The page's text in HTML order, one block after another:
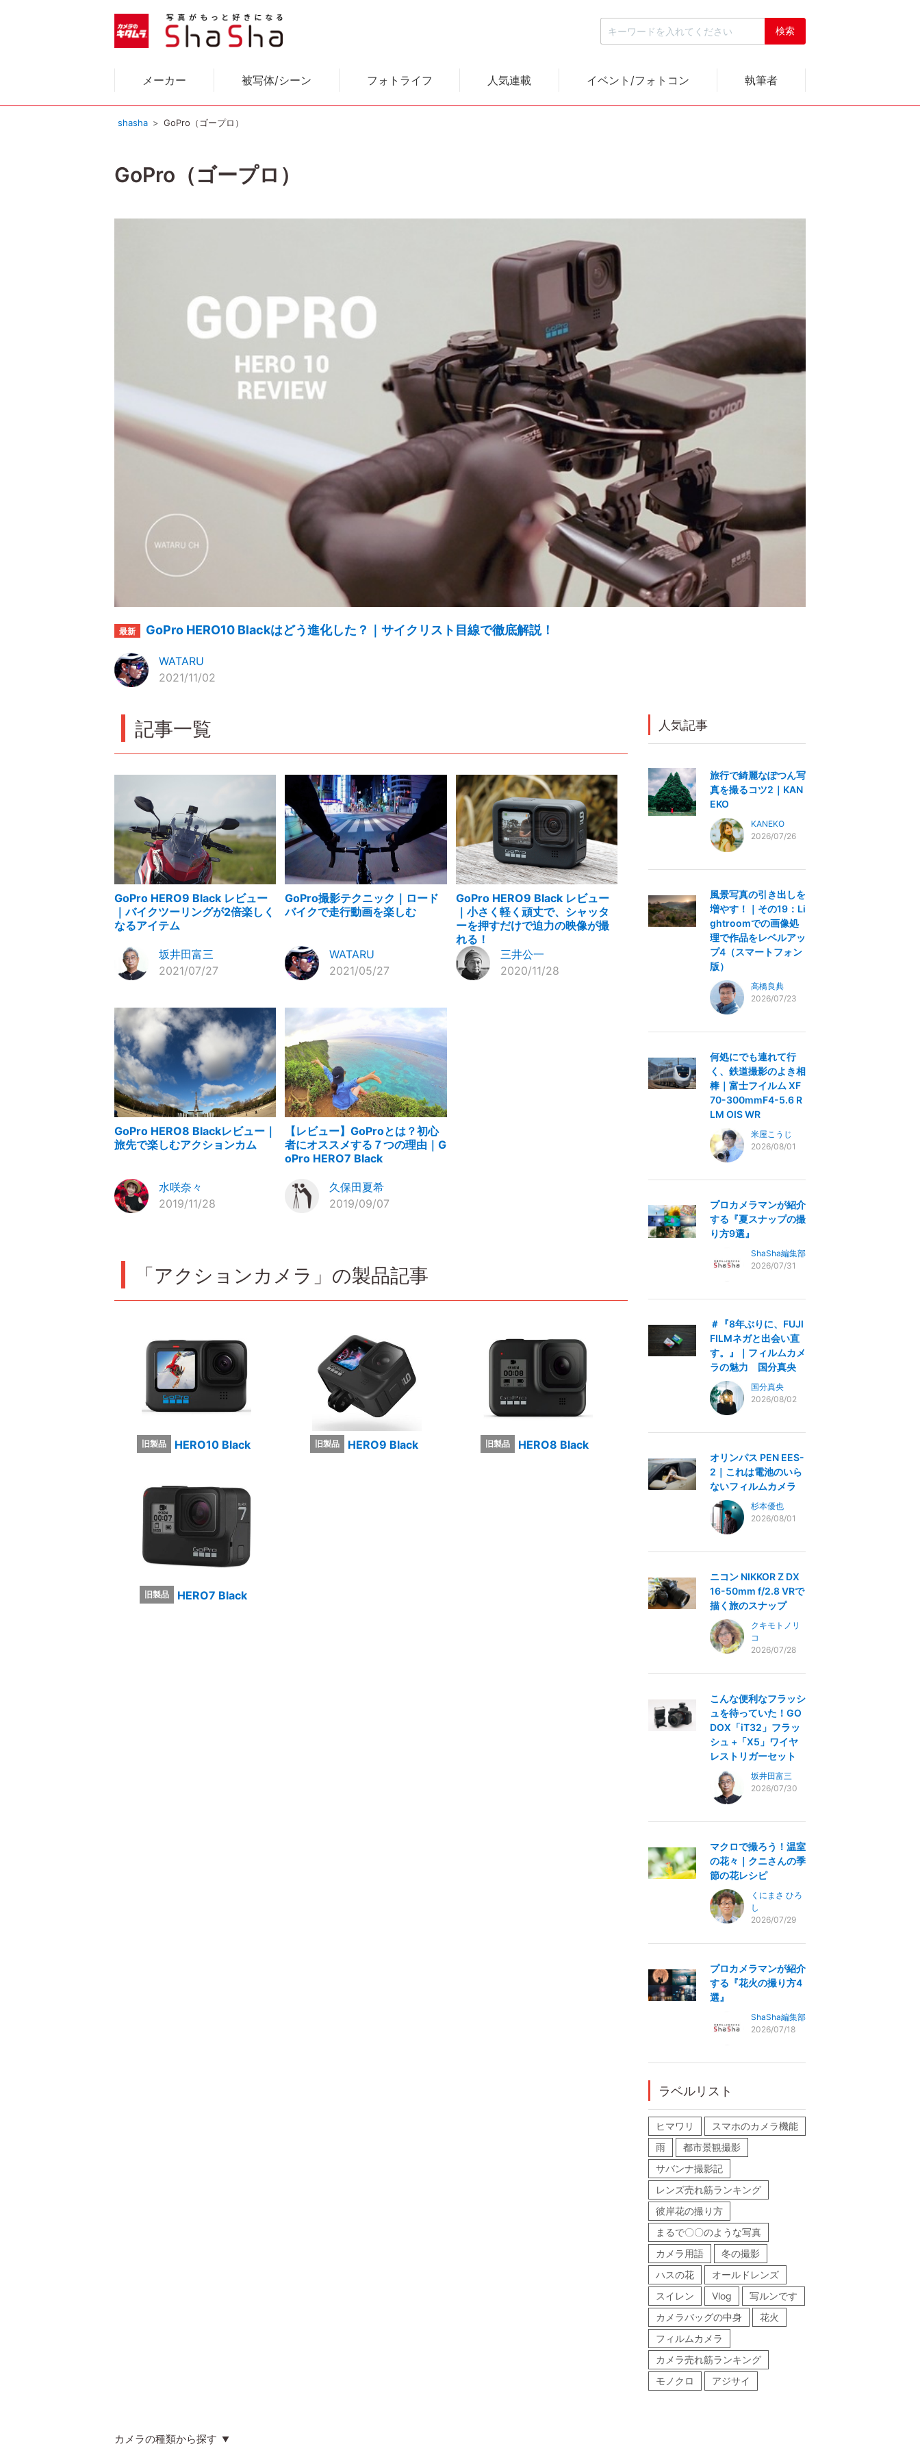
メーカー 被写体/シーン フォトライフ 人気連載 イベント/フォトコン 執筆者
shasha GoPro（ゴープロ）
GoPro（ゴープロ）
GoPro HERO10 Blackはどう進化した？｜サイクリスト目線で徹底解説！
WATARU
2021/11/02
記事一覧
GoPro HERO9 Black レビュー
｜バイクツーリングが2倍楽しく
なるアイテム
坂井田富三
2021/07/27
GoPro撮影テクニック｜ロード
バイクで走行動画を楽しむ
WATARU
2021/05/27
GoPro HERO9 Black レビュー
｜小さく軽く頑丈で、シャッタ
ーを押すだけで迫力の映像が撮
れる！
三井公一
2020/11/28
GoPro HERO8 Blackレビュー｜
旅先で楽しむアクションカム
水咲奈々
2019/11/28
【レビュー】GoProとは？初心
者にオススメする７つの理由｜G
oPro HERO7 Black
久保田夏希
2019/09/07
「アクションカメラ」の製品記事
HERO10 Black HERO9 Black HERO8 Black
HERO7 Black
人気記事
旅行で綺麗なぽつん写
真を撮るコツ2｜KAN
EKO
KANEKO
2026/07/26
風景写真の引き出しを
増やす！｜その19：Li
ghtroomでの画像処
理で作品をレベルアッ
プ4（スマートフォン
版）
高橋良典
2026/07/23
何処にでも連れて行
く、鉄道撮影のよき相
棒｜富士フイルム XF
70-300mmF4-5.6 R
LM OIS WR
米屋こうじ
2026/08/01
プロカメラマンが紹介
する『夏スナップの撮
り方9選』
ShaSha編集部
2026/07/31
＃『8年ぶりに、FUJI
FILMネガと出会い直
す。』｜フィルムカメ
ラの魅力 国分真央
国分真央
2026/08/02
オリンパス PEN EES-
2｜これは電池のいら
ないフィルムカメラ
杉本優也
2026/08/01
ニコン NIKKOR Z DX
16-50mm f/2.8 VRで
描く旅のスナップ
クキモトノリ
コ
2026/07/28
こんな便利なフラッシ
ュを待っていた！GO
DOX「iT32」フラッ
シュ +「X5」ワイヤ
レストリガーセット
坂井田富三
2026/07/30
マクロで撮ろう！温室
の花々｜クニさんの季
節の花レシピ
くにまさ ひろ
し
2026/07/29
プロカメラマンが紹介
する『花火の撮り方4
選』
ShaSha編集部
2026/07/18
ラベルリスト
ヒマワリ
スマホのカメラ機能
雨
都市景観撮影
サバンナ撮影記
レンズ売れ筋ランキング
彼岸花の撮り方
まるで〇〇のような写真
カメラ用語
冬の撮影
ハスの花
オールドレンズ
スイレン
Vlog
写ルンです
カメラバッグの中身
花火
フィルムカメラ
カメラ売れ筋ランキング
モノクロ
アジサイ
カメラの種類から探す